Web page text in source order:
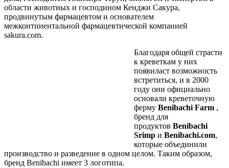
области животных и господином Кенджи Сакура,
продвинутым фармацевтом и основателем
межконтинентальной фармацевтической компанией
sakura.com.
Благодаря общей страсти
к креветкам у них
появиласт возможность
встретиться, и в 2000
году они официально
основали креветочную
ферму Benibachi Farm ,
бренд для
продуктов Benibachi
Srimp и Benibachi.com,
которые объединили
производство и разведение в одном целом. Таким образом,
бренд Benibachi имеет 3 логотипа.